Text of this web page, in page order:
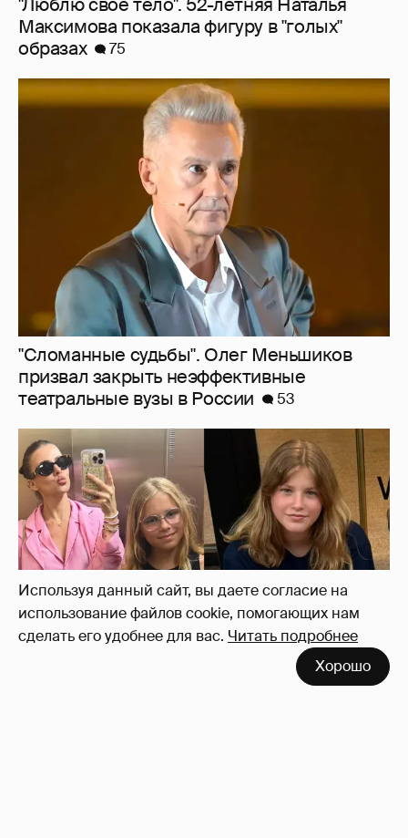
Используя данный сайт, вы даете согласие на
использование файлов cookie, помогающих нам
сделать его удобнее для вас. Читать подробнее
Хорошо
"Сломанные судьбы". Олег Меньшиков
призвал закрыть неэффективные
театральные вузы в России
Внучки Светланы и Фёдора Бондарчук
отдыхают в Испании с матерью и братьями
40